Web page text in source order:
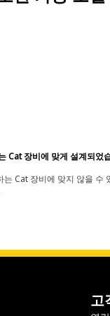
Cat 장비에 맞게 설계되었
Cat 장비에 맞지 않을
고